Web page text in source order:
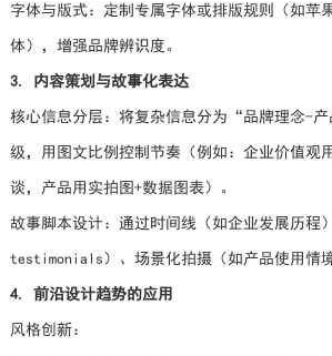
字体与版式：定制专属字体或排版规则（如苹
体），增强品牌辨识度。
3. 内容策划与故事化表达
核心信息分层：将复杂信息分为“品牌理念-
级，用图文比例控制节奏（例如：企业价值观
谈，产品用实拍图+数据图表）。
故事脚本设计：通过时间线（如企业发展历程
testimonials）、场景化拍摄（如产品使用情
4. 前沿设计趋势的应用
风格创新：